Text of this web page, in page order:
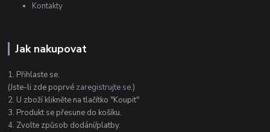
Kontakty
Jak nakupovat
1. Přihlaste se.
(Jste-li zde poprvé zaregistrujte se.)
2. U zboží klikněte na tlačítko "Koupit"
3. Produkt se přesune do košíku.
4. Zvolte způsob dodání/platby.